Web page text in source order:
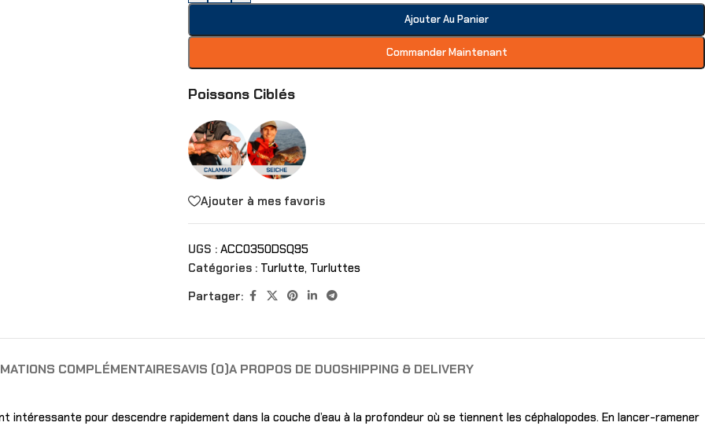
Ajouter Au Panier
Commander Maintenant
Poissons Ciblés
Ajouter à mes favoris
UGS : ACC0350DSQ95
Catégories : Turlutte, Turluttes
Partager:
COMPLÉMENTAIRESAVIS (0)A PROPOS DE DUOSHIPPING & DELIVERY
pour descendre rapidement dans la couche d’eau à la profondeur où se tiennent les céphalopodes. En lancer-ramener